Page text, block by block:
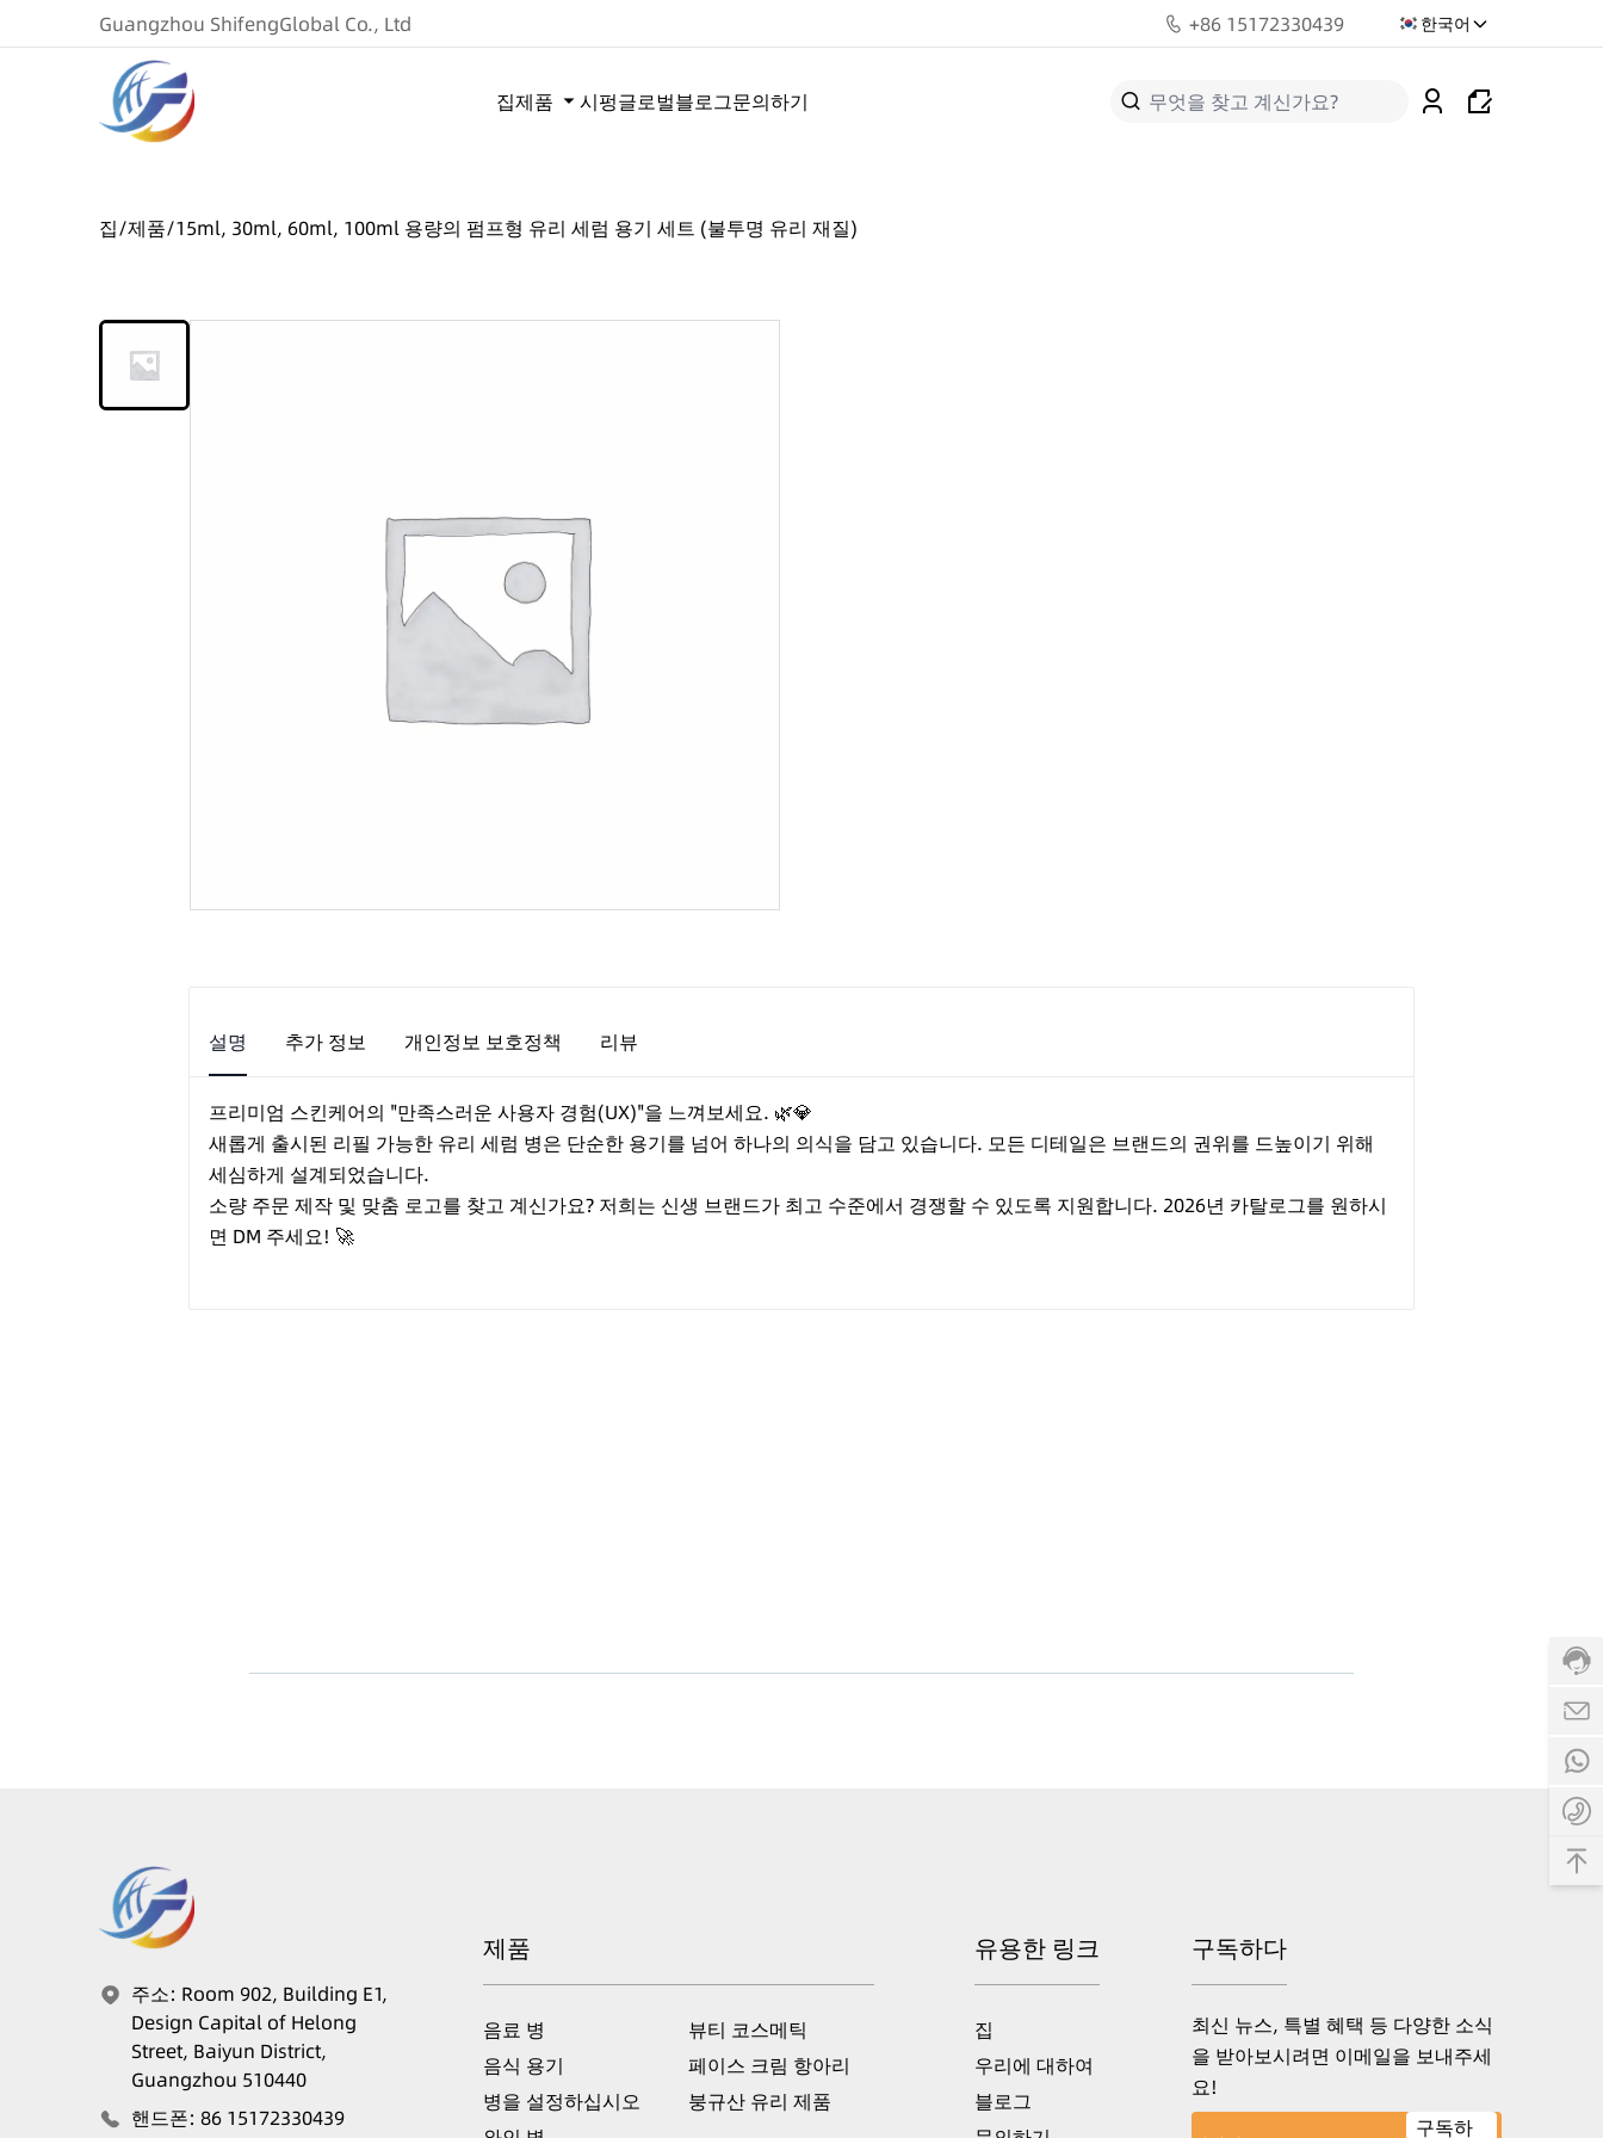
Guangzhou ShifengGlobal Co., Ltd +86 15172330439 한국어
집제품 시펑글로벌블로그문의하기
집/제품/15ml, 30ml, 60ml, 100ml 용량의 펌프형 유리 세럼 용기 세트 (불투명 유리 재질)
설명 추가 정보 개인정보 보호정책 리뷰
프리미엄 스킨케어의 "만족스러운 사용자 경험(UX)"을 느껴보세요. 🌿💎
새롭게 출시된 리필 가능한 유리 세럼 병은 단순한 용기를 넘어 하나의 의식을 담고 있습니다. 모든 디테일은 브랜드의 권위를 드높이기 위해
세심하게 설계되었습니다.
소량 주문 제작 및 맞춤 로고를 찾고 계신가요? 저희는 신생 브랜드가 최고 수준에서 경쟁할 수 있도록 지원합니다. 2026년 카탈로그를 원하시
면 DM 주세요! 🚀
주소: Room 902, Building E1,
Design Capital of Helong
Street, Baiyun District,
Guangzhou 510440
핸드폰: 86 15172330439
제품
음료 병
음식 용기
병을 설정하십시오
뷰티 코스메틱
페이스 크림 항아리
붕규산 유리 제품
유용한 링크
집
우리에 대하여
블로그
구독하다
최신 뉴스, 특별 혜택 등 다양한 소식
을 받아보시려면 이메일을 보내주세
요!
구독하